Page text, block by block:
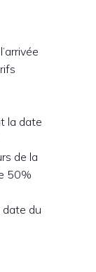
la date
de la
50%
date du